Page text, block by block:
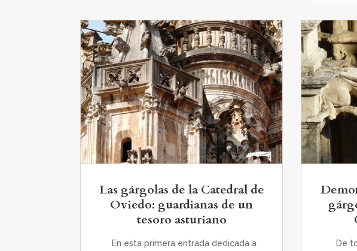
Las gárgolas de la Catedral de
Oviedo: guardianas de un
tesoro asturiano
En esta primera entrada dedicada a
De